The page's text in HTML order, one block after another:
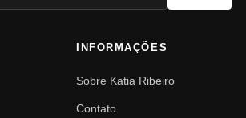
INFORMAÇÕES
Sobre Katia Ribeiro
Contato